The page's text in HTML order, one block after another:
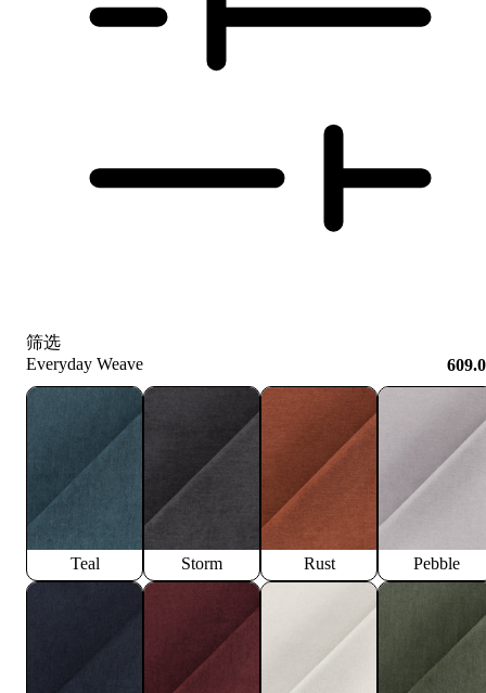
筛选
Everyday Weave
Teal Storm Rust Pebble